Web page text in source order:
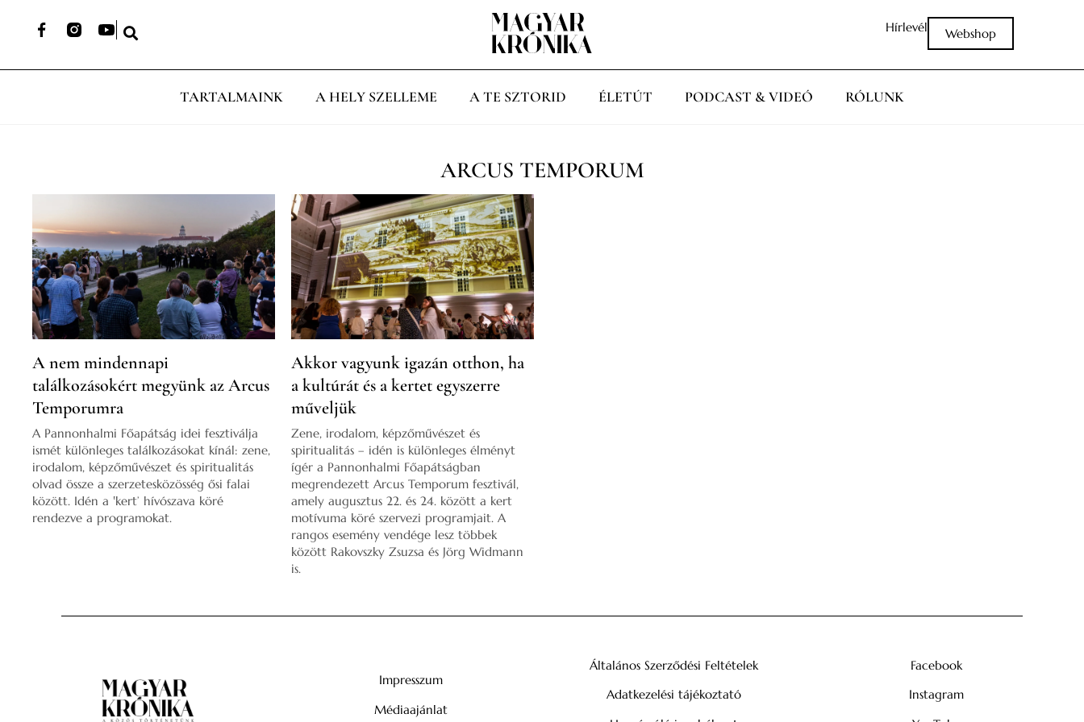
Hírlevél Webshop
TARTALMAINK A HELY SZELLEME A TE SZTORID ÉLETÚT PODCAST & VIDEÓ RÓLUNK
ARCUS TEMPORUM
A nem mindennapi
találkozásokért megyünk az Arcus
Temporumra
A Pannonhalmi Főapátság idei fesztiválja
ismét különleges találkozásokat kínál: zene,
irodalom, képzőművészet és spiritualitás
olvad össze a szerzetesközösség ősi falai
között. Idén a ‛kert’ hívószava köré
rendezve a programokat.
Akkor vagyunk igazán otthon, ha
a kultúrát és a kertet egyszerre
műveljük
Zene, irodalom, képzőművészet és
spiritualitás – idén is különleges élményt
ígér a Pannonhalmi Főapátságban
megrendezett Arcus Temporum fesztivál,
amely augusztus 22. és 24. között a kert
motívuma köré szervezi programjait. A
rangos esemény vendége lesz többek
között Rakovszky Zsuzsa és Jörg Widmann
is.
Impresszum
Médiaajánlat
Általános Szerződési Feltételek
Adatkezelési tájékoztató
Facebook
Instagram